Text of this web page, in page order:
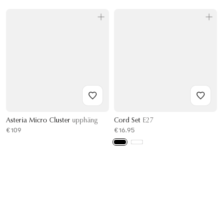
Asteria Micro Cluster upphäng
€109
Cord Set E27
€16.95